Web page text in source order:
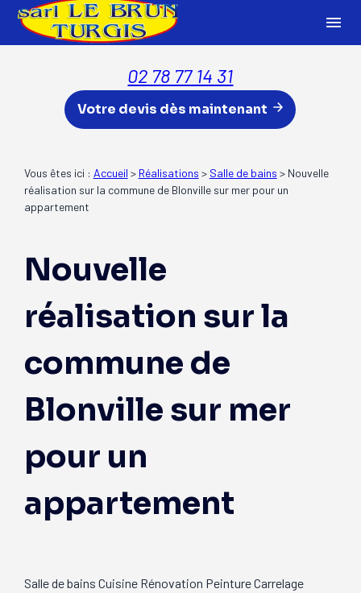
menu
02 78 77 14 31
Votre devis dès maintenant
Vous êtes ici : Accueil > Réalisations > Salle de bains > Nouvelle
réalisation sur la commune de Blonville sur mer pour un
appartement
Nouvelle
réalisation sur la
commune de
Blonville sur mer
pour un
appartement
Salle de bains Cuisine Rénovation PeintureCarrelage
Panneau de gestion des cookies